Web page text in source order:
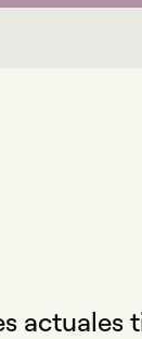
actuales